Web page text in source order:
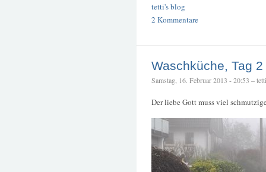
tetti's blog
2 Kommentare
Waschküche, Tag 2
Samstag, 16. Februar 2013 - 20:53 – tetti
Der liebe Gott muss viel